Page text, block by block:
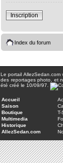
Inscription
Index du forum
Le portail
des reportages photo, et
été créé le 10/09/97.
Accueil
Saison
Boutique
Multimedia
Historique
AllezSedan.com